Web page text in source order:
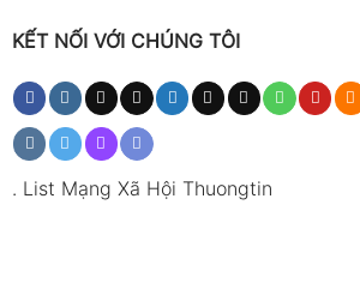
KẾT NỐI VỚI CHÚNG TÔI
. List Mạng Xã Hội Thuongtin